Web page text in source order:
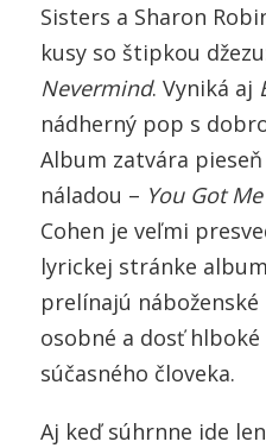
Sisters a Sharon
kusy so štipkou
Nevermind. Vyniká aj
nádherný pop s
Album zatvára
náladou – You Got
Cohen je veľmi
lyrickej stránke
prelínajú
osobné a dosť
súčasného človeka.
Aj keď súhrnne ide